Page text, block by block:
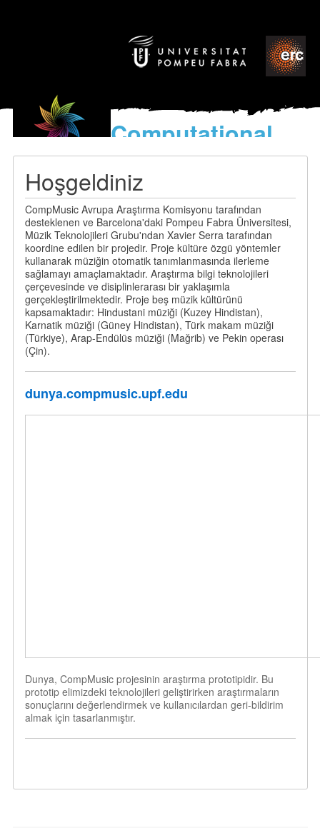
Computational
models
Hoşgeldiniz
CompMusic Avrupa Araştırma Komisyonu tarafından
desteklenen ve Barcelona'daki Pompeu Fabra Üniversitesi,
Müzik Teknolojileri Grubu'ndan Xavier Serra tarafından
koordine edilen bir projedir. Proje kültüre özgü yöntemler
kullanarak müziğin otomatik tanımlanmasında ilerleme
sağlamayı amaçlamaktadır. Araştırma bilgi teknolojileri
çerçevesinde ve disiplinlerarası bir yaklaşımla
gerçekleştirilmektedir. Proje beş müzik kültürünü
kapsamaktadır: Hindustani müziği (Kuzey Hindistan),
Karnatik müziği (Güney Hindistan), Türk makam müziği
(Türkiye), Arap-Endülüs müziği (Mağrib) ve Pekin operası
(Çin).
dunya.compmusic.upf.edu
Dunya, CompMusic projesinin araştırma prototipidir. Bu
prototip elimizdeki teknolojileri geliştirirken araştırmaların
sonuçlarını değerlendirmek ve kullanıcılardan geri-bildirim
almak için tasarlanmıştır.